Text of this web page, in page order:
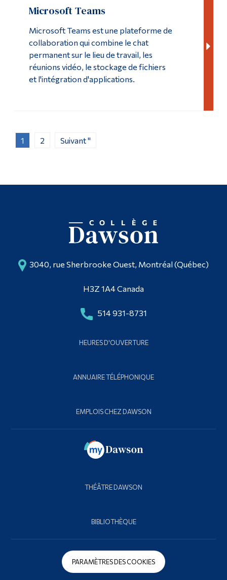
Microsoft Teams
Microsoft Teams est une plateforme de
collaboration qui combine le chat
permanent sur le lieu de travail, les
réunions vidéo, le stockage de fichiers
et l'intégration d'applications.
1 2 Suivant "
3040, rue Sherbrooke Ouest, Montréal (Québec)
H3Z 1A4 Canada
514 931-8731
HEURES D'OUVERTURE
ANNUAIRE TÉLÉPHONIQUE
EMPLOIS CHEZ DAWSON
THÉÂTRE DAWSON
BIBLIOTHÈQUE
PARAMÈTRES DES COOKIES